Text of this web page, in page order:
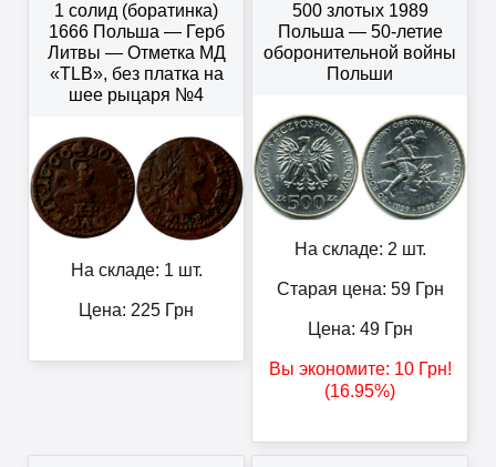
1 солид (боратинка)
1666 Польша — Герб
Литвы — Отметка МД
«TLB», без платка на
шее рыцаря №4
На складе: 1 шт.
Цена: 225 Грн
500 злотых 1989
Польша — 50-летие
оборонительной войны
Польши
На складе: 2 шт.
Старая цена: 59Грн
Цена: 49Грн
Вы экономите: 10Грн!
(16.95%)